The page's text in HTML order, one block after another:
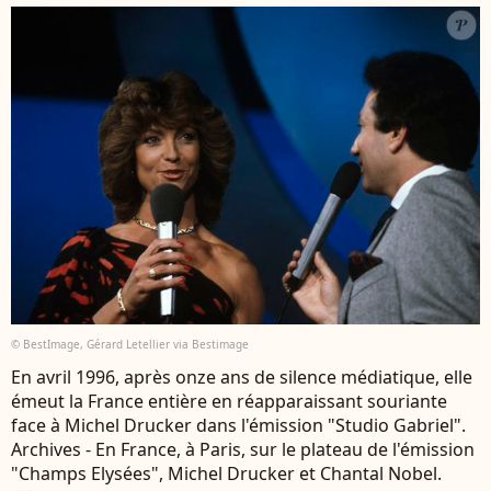
© BestImage, Gérard Letellier via Bestimage
En avril 1996, après onze ans de silence médiatique, elle
émeut la France entière en réapparaissant souriante
face à Michel Drucker dans l'émission "Studio Gabriel".
Archives - En France, à Paris, sur le plateau de l'émission
"Champs Elysées", Michel Drucker et Chantal Nobel.